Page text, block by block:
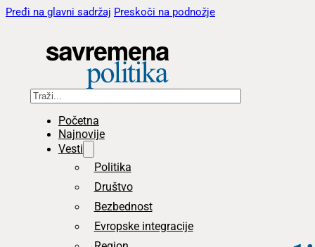
Pređi na glavni sadržaj Preskoči na podnožje
Pretraga
Početna
Najnovije
Vesti
Politika
Društvo
Bezbednost
Evropske integracije